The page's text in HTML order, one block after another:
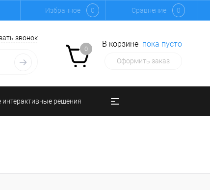
Избранное 0 Сравнение 0
звонок
0
В корзине пока пусто
Оформить заказ
интерактивные решения